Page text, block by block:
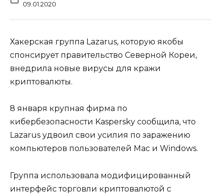
09.01.2020
Хакерская группа Lazarus, которую якобы
спонсирует правительство Северной Кореи,
внедрила новые вирусы для кражи
криптовалюты.
8 января крупная фирма по
кибербезопасности Kaspersky сообщила, что
Lazarus удвоил свои усилия по заражению
компьютеров пользователей Mac и Windows.
Группа использовала модифицированный
интерфейс торговли криптовалютой с